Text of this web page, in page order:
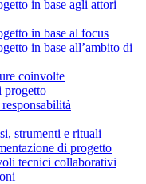
in base agli attori
in base al focus
in base all’ambito di
coinvolte
progetto
strumenti e rituali
di progetto
tecnici collaborativi